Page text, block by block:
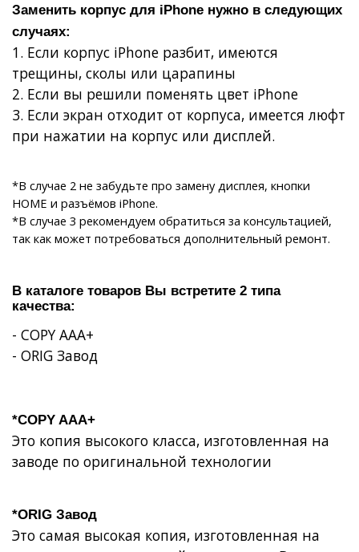
Заменить корпус для iPhone нужно в следующих
случаях:
1. Если корпус iPhone разбит, имеются
трещины, сколы или царапины
2. Если вы решили поменять цвет iPhone
3. Если экран отходит от корпуса, имеется люфт
при нажатии на корпус или дисплей.
*В случае 2 не забудьте про замену дисплея, кнопки
HOME и разъёмов iPhone.
*В случае 3 рекомендуем обратиться за консультацией,
так как может потребоваться дополнительный ремонт.
В каталоге товаров Вы встретите 2 типа
качества:
- COPY AAA+
- ORIG Завод
*COPY AAA+
Это копия высокого класса, изготовленная на
заводе по оригинальной технологии
*ORIG Завод
Это самая высокая копия, изготовленная на